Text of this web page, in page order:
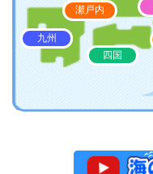
瀬戸内
九州
四国